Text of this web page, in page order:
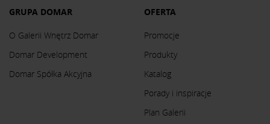
GRUPA DOMAR
O Galerii Wnętrz Domar
Domar Development
Domar Spółka Akcyjna
OFERTA
Promocje
Produkty
Katalog
Porady i inspiracje
Plan Galerii